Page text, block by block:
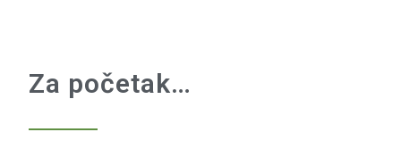
Za početak…